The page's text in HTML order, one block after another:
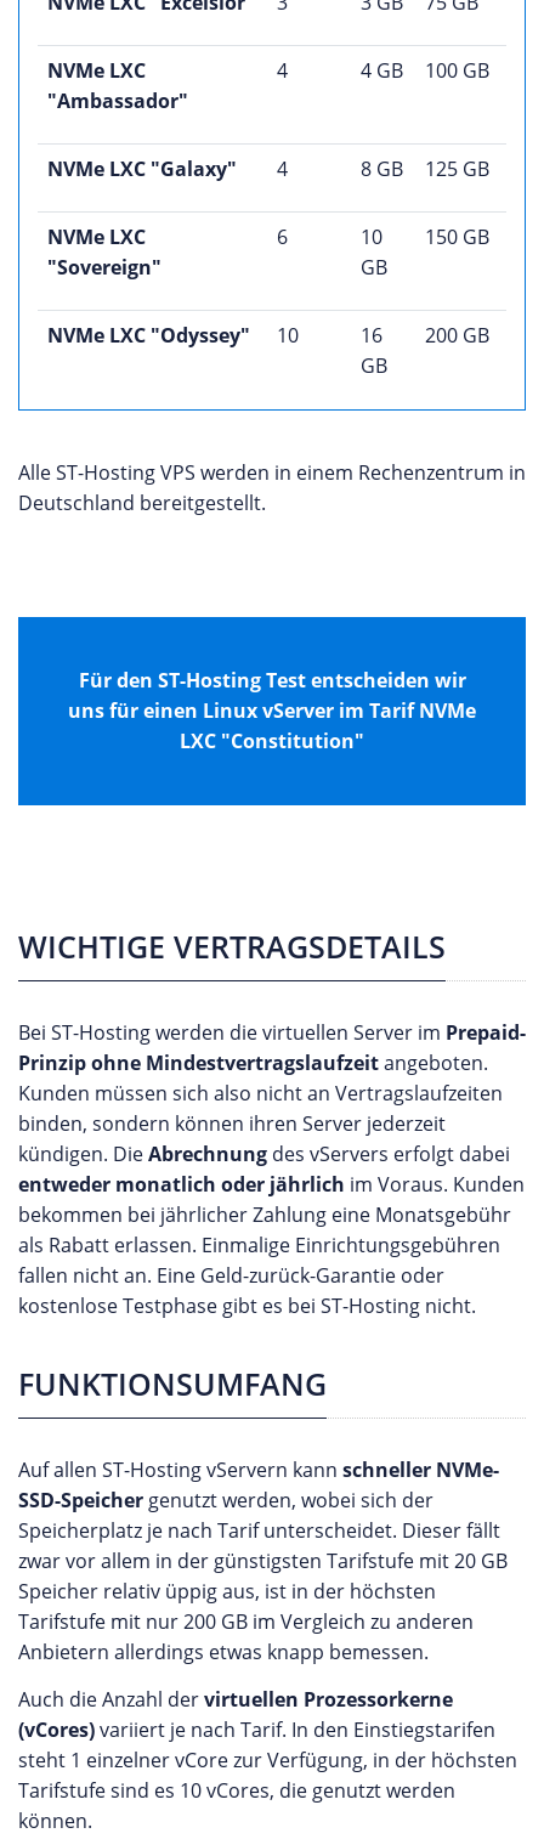
NVMe LXC
"Ambassador"
4 4 GB 100 GB
NVMe LXC "Galaxy" 4 8 GB 125 GB
NVMe LXC
"Sovereign"
6
10
GB
150 GB
NVMe LXC "Odyssey" 10
16
GB
200 GB
Alle ST-Hosting VPS werden in einem Rechenzentrum in
Deutschland bereitgestellt.
Für den ST-Hosting Test entscheiden wir
uns für einen Linux vServer im Tarif NVMe
LXC "Constitution"
WICHTIGE VERTRAGSDETAILS
Bei ST-Hosting werden die virtuellen Server im Prepaid-
Prinzip ohne Mindestvertragslaufzeitangeboten.
Kunden müssen sich also nicht an Vertragslaufzeiten
binden, sondern können ihren Server jederzeit
kündigen. DieAbrechnung des vServers erfolgt dabei
entweder monatlich oder jährlich im Voraus. Kunden
bekommen bei jährlicher Zahlung eine Monatsgebühr
als Rabatt erlassen. Einmalige Einrichtungsgebühren
fallen nicht an. Eine Geld-zurück-Garantie oder
kostenlose Testphase gibt es bei ST-Hosting nicht.
FUNKTIONSUMFANG
Auf allen ST-Hosting vServern kann schneller NVMe-
SSD-Speicher genutzt werden, wobei sich der
Speicherplatz je nach Tarif unterscheidet. Dieser fällt
zwar vor allem in der günstigsten Tarifstufe mit 20 GB
Speicher relativ üppig aus, ist in der höchsten
Tarifstufe mit nur 200 GB im Vergleich zu anderen
Anbietern allerdings etwas knapp bemessen.
Auch die Anzahl dervirtuellen Prozessorkerne
(vCores)variiert je nach Tarif. In den Einstiegstarifen
steht 1 einzelner vCore zur Verfügung, in der höchsten
Tarifstufe sind es 10 vCores, die genutzt werden
können.